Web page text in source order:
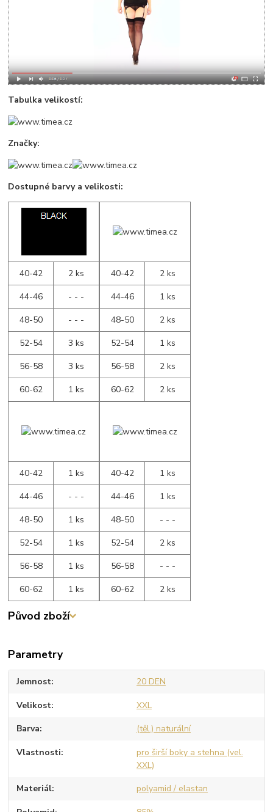
Tabulka velikostí:
Značky:
Dostupné barvy a velikosti:
40-42
2 ks
44-46
- - -
48-50
- - -
52-54
3 ks
56-58
3 ks
60-62
1 ks
40-42
2 ks
44-46
1 ks
48-50
2 ks
52-54
1 ks
56-58
2 ks
60-62
2 ks
40-42
1 ks
44-46
- - -
48-50
1 ks
52-54
1 ks
56-58
1 ks
60-62
1 ks
40-42
1 ks
44-46
1 ks
48-50
- - -
52-54
2 ks
56-58
- - -
60-62
2 ks
Původ zboží
Parametry
Jemnost 20 DEN
Velikost XXL
Barva (těl.) naturální
Vlastnosti
pro širší boky a stehna (vel.
XXL)
Materiál polyamid / elastan